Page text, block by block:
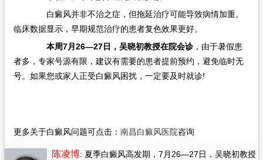
白癜风并非不治之症，但拖延治疗可能导致病情加重。
临床数据显示，早期规范治疗的患者复色效果更好。
本周7月26—27日，吴晓初教授在院会诊，由于暑假患
者多，专家号源有限，建议有需要的患者提前预约，避免临时无
号。如果您或家人正受白癜风困扰，一定要及时就诊!
更多关于白癜风问题可点击： 南昌白癜风医院咨询
陈凌博: 夏季白癜风高发期，7月26—27日，吴晓初教授